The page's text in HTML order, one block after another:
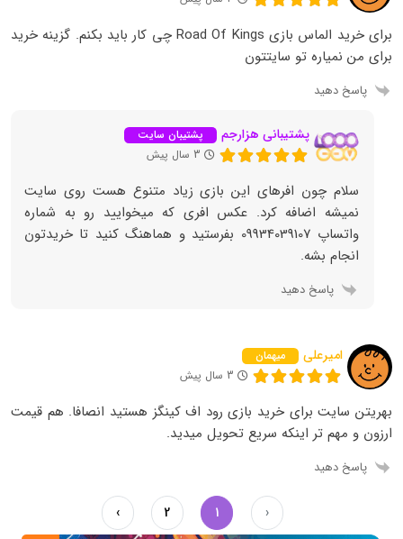
برای خرید الماس بازی Road Of Kings چی کار باید بکنم. گزینه خرید
برای من نمیاره تو سایتتون
پاسخ دهید
پشتیبانی هزارجم
پشتیبان سایت
3 سال پیش
سلام چون افرهای این بازی زیاد متنوع هست روی سایت
نمیشه اضافه کرد. عکس افری که میخوایید رو به شماره
واتساپ 09934039107 بفرستید و هماهنگ کنید تا خریدتون
انجام بشه.
پاسخ دهید
امیرعلی
میهمان
3 سال پیش
بهریتن سایت برای خرید بازی رود اف کینگز هستید انصافا. هم قیمت
ارزون و مهم تر اینکه سریع تحویل میدید.
پاسخ دهید
‹
1
2
›